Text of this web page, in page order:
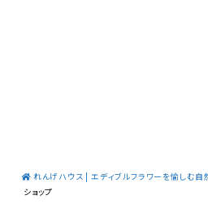
れんげハウス | エディブルフラワーを愉しむ自
ショップ